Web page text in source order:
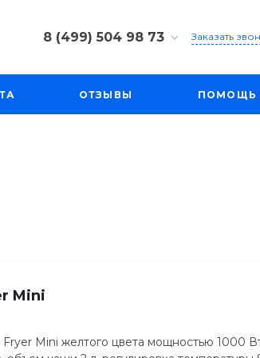
8 (499) 504 98 73
8 (499) 504 98 73
г. Москва, ул. Большая
Заказать
ОТЗЫВЫ ПОМОЩЬ
Mini
Mini желтого цвета мощностью 1000